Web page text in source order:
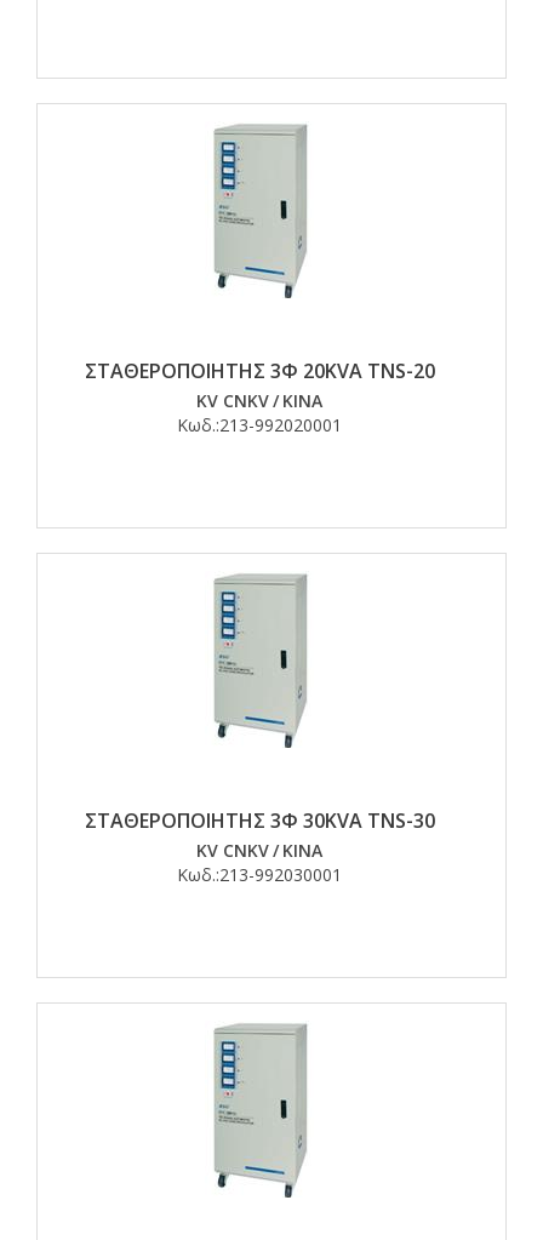
ΣΤΑΘΕΡΟΠΟΙΗΤΗΣ 3Φ 20KVA TNS-20
KV CNKV/ ΚΙΝΑ
Κωδ.:213-992020001
ΣΤΑΘΕΡΟΠΟΙΗΤΗΣ 3Φ 30KVA TNS-30
KV CNKV/ ΚΙΝΑ
Κωδ.:213-992030001